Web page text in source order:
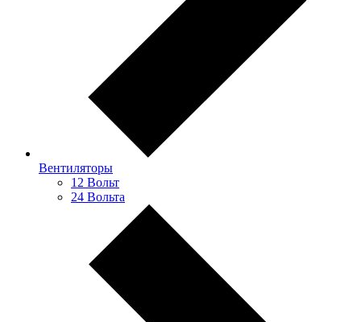
Вентиляторы
12 Вольт
24 Вольта